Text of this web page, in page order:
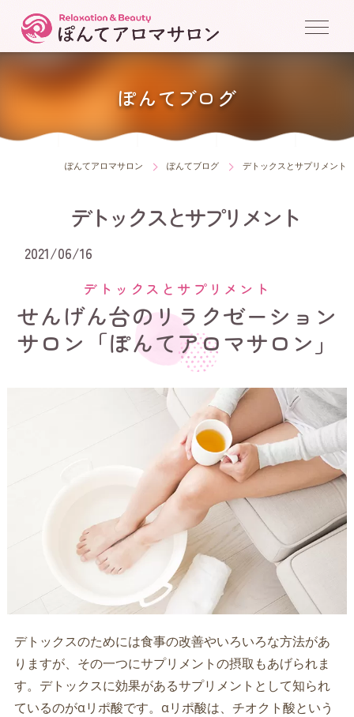
ぽんてブログ
ぽんてアロマサロン ぽんてブログ デトックスとサプリメント
デトックスとサプリメント
2021/06/16
せんげん台のリラクゼーション
サロン「ぽんてアロマサロン」
デトックスとサプリメント
デトックスのためには食事の改善やいろいろな方法があ
りますが、その一つにサプリメントの摂取もあげられま
す。デトックスに効果があるサプリメントとして知られ
ているのがαリポ酸です。αリポ酸は、チオクト酸という